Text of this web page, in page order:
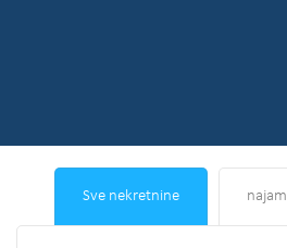
Sve nekretnine najam